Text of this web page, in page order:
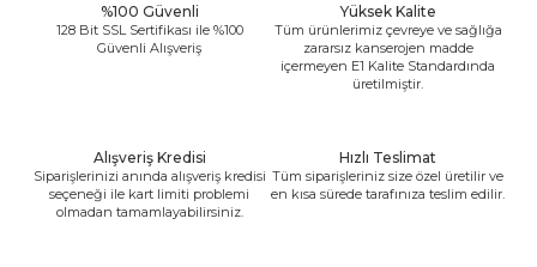
%100 Güvenli
128 Bit SSL Sertifikası ile %100
Güvenli Alışveriş
Yüksek Kalite
Tüm ürünlerimiz çevreye ve sağlığa
zararsız kanserojen madde
içermeyen E1 Kalite Standardında
üretilmiştir.
Alışveriş Kredisi
Siparişlerinizi anında alışveriş kredisi
seçeneği ile kart limiti problemi
olmadan tamamlayabilirsiniz.
Hızlı Teslimat
Tüm siparişleriniz size özel üretilir ve
en kısa sürede tarafınıza teslim edilir.